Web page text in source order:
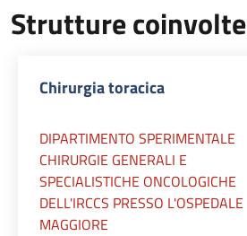
Strutture coinvolte
Chirurgia toracica
DIPARTIMENTO SPERIMENTALE
CHIRURGIE GENERALI E
SPECIALISTICHE ONCOLOGICHE
DELL'IRCCS PRESSO L'OSPEDALE
MAGGIORE